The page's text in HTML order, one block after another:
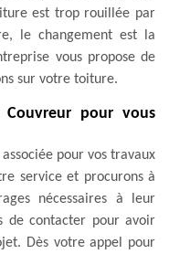
est trop rouillée par
le changement est la
vous propose de
sur votre toiture.
Couvreur pour vous
pour vos travaux
service et procurons à
nécessaires à leur
de contacter pour avoir
Dès votre appel pour